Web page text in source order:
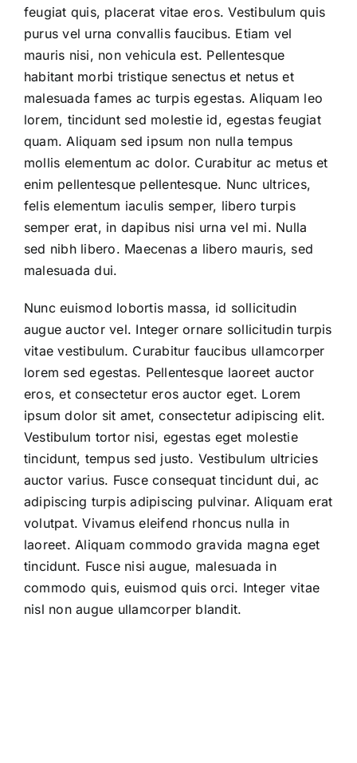
feugiat quis, placerat vitae eros. Vestibulum quis
purus vel urna convallis faucibus. Etiam vel
mauris nisi, non vehicula est. Pellentesque
habitant morbi tristique senectus et netus et
malesuada fames ac turpis egestas. Aliquam leo
lorem, tincidunt sed molestie id, egestas feugiat
quam. Aliquam sed ipsum non nulla tempus
mollis elementum ac dolor. Curabitur ac metus et
enim pellentesque pellentesque. Nunc ultrices,
felis elementum iaculis semper, libero turpis
semper erat, in dapibus nisi urna vel mi. Nulla
sed nibh libero. Maecenas a libero mauris, sed
malesuada dui.
Nunc euismod lobortis massa, id sollicitudin
augue auctor vel. Integer ornare sollicitudin turpis
vitae vestibulum. Curabitur faucibus ullamcorper
lorem sed egestas. Pellentesque laoreet auctor
eros, et consectetur eros auctor eget. Lorem
ipsum dolor sit amet, consectetur adipiscing elit.
Vestibulum tortor nisi, egestas eget molestie
tincidunt, tempus sed justo. Vestibulum ultricies
auctor varius. Fusce consequat tincidunt dui, ac
adipiscing turpis adipiscing pulvinar. Aliquam erat
volutpat. Vivamus eleifend rhoncus nulla in
laoreet. Aliquam commodo gravida magna eget
tincidunt. Fusce nisi augue, malesuada in
commodo quis, euismod quis orci. Integer vitae
nisl non augue ullamcorper blandit.